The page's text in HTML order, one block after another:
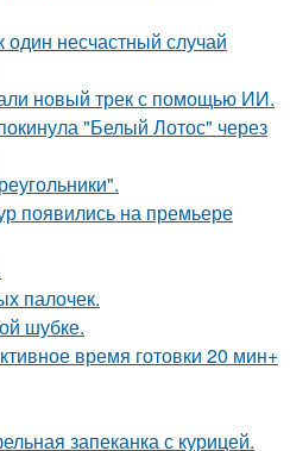
несчастный случай
новый трек с помощью ИИ.
"Белый Лотос" через
появились на премьере
палочек.
шубке.
время готовки 20 мин+
запеканка с курицей.